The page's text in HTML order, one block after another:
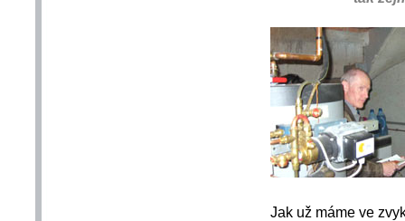
Jak už máme ve